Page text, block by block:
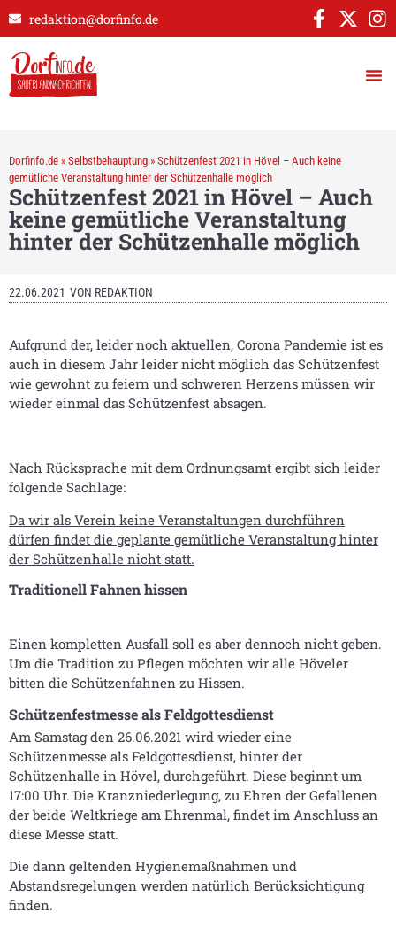
redaktion@dorfinfo.de
Dorfinfo.de » Selbstbehauptung » Schützenfest 2021 in Hövel – Auch keine
gemütliche Veranstaltung hinter der Schützenhalle möglich
Schützenfest 2021 in Hövel – Auch
keine gemütliche Veranstaltung
hinter der Schützenhalle möglich
22.06.2021 VON REDAKTION
Aufgrund der, leider noch aktuellen, Corona Pandemie ist es
auch in diesem Jahr leider nicht möglich das Schützenfest
wie gewohnt zu feiern und schweren Herzens müssen wir
wieder einmal das Schützenfest absagen.
Nach Rücksprache mit dem Ordnungsamt ergibt sich leider
folgende Sachlage:
Da wir als Verein keine Veranstaltungen durchführen
dürfen findet die geplante gemütliche Veranstaltung hinter
der Schützenhalle nicht statt.
Traditionell Fahnen hissen
Einen kompletten Ausfall soll es aber dennoch nicht geben.
Um die Tradition zu Pflegen möchten wir alle Höveler
bitten die Schützenfahnen zu Hissen.
Schützenfestmesse als Feldgottesdienst
Am Samstag den 26.06.2021 wird wieder eine
Schützenmesse als Feldgottesdienst, hinter der
Schützenhalle in Hövel, durchgeführt. Diese beginnt um
17:00 Uhr. Die Kranzniederlegung, zu Ehren der Gefallenen
der beide Weltkriege am Ehrenmal, findet im Anschluss an
diese Messe statt.
Die dann geltenden Hygienemaßnahmen und
Abstandsregelungen werden natürlich Berücksichtigung
finden.